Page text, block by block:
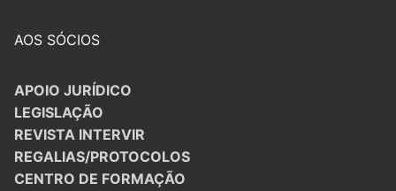
AOS SÓCIOS
APOIO JURÍDICO
LEGISLAÇÃO
REVISTA INTERVIR
REGALIAS/PROTOCOLOS
CENTRO DE FORMAÇÃO